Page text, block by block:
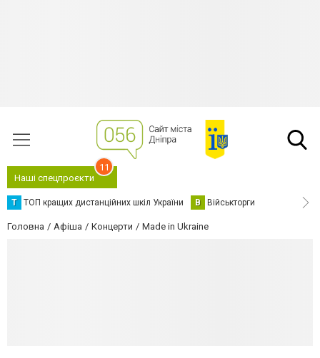
Наші спецпроєкти
11
Т ТОП кращих дистанційних шкіл України В Військторги
Головна Афіша Концерти Made in Ukraine